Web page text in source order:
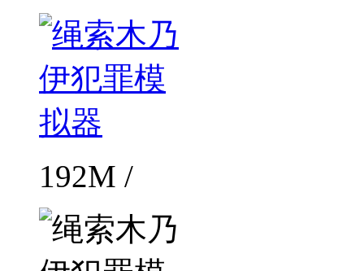
192M /